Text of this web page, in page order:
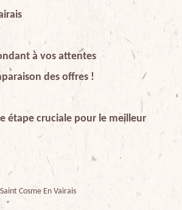
à vos attentes
des offres !
étape cruciale pour le meilleur
Cosme En Vairais